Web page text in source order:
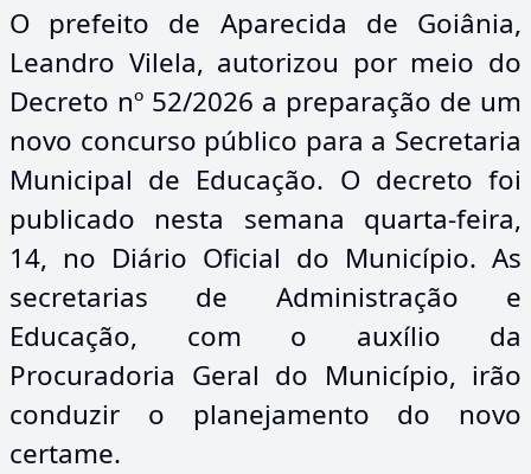
O prefeito de Aparecida de Goiânia,
Leandro Vilela, autorizou por meio do
Decreto nº 52/2026 a preparação de um
novo concurso público para a Secretaria
Municipal de Educação. O decreto foi
publicado nesta semana quarta-feira,
14, no Diário Oficial do Município. As
secretarias de Administração e
Educação, com o auxílio da
Procuradoria Geral do Município, irão
conduzir o planejamento do novo
certame.